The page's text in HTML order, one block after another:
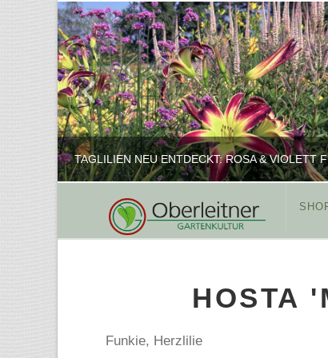
REINHARD
FEBRUAR 16, 2025
HOSTA
Funkie, Herzlilie